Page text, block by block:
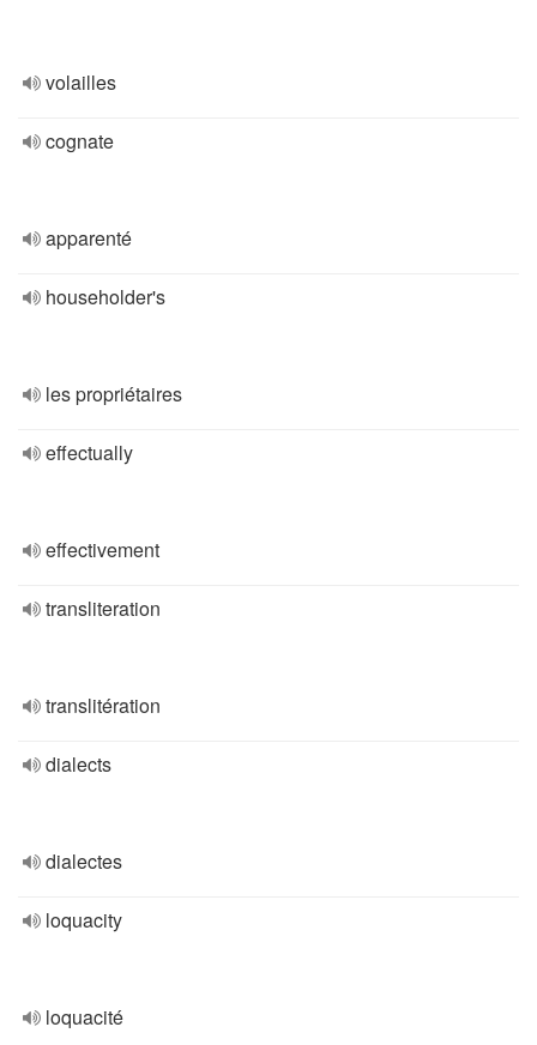
volailles
cognate
apparenté
householder's
les propriétaires
effectually
effectivement
transliteration
translitération
dialects
dialectes
loquacity
loquacité